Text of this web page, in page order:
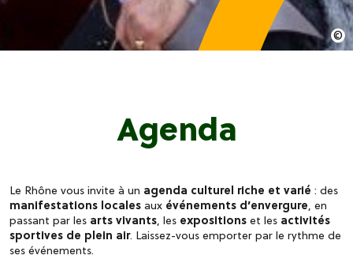
Agenda
Le Rhône vous invite à un agenda culturel riche et varié : des
manifestations locales aux événements d’envergure, en
passant par les arts vivants, les expositions et les activités
sportives de plein air. Laissez-vous emporter par le rythme de
ses événements.